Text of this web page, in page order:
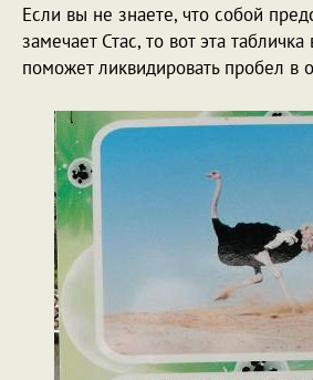
Если вы не знаете, что собой
замечает Стас, то вот эта
поможет ликвидировать пробел в